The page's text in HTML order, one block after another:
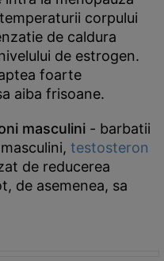
corpului
de caldura
de estrogen.
foarte
aiba frisoane.
masculini - barbatii
testosteron
de reducerea
de asemenea, sa